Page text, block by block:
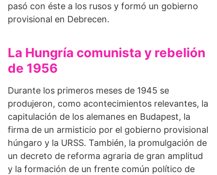
pasó con éste a los rusos y formó un gobierno
provisional en Debrecen.
La Hungría comunista y rebelión
de 1956
Durante los primeros meses de 1945 se
produjeron, como acon­tecimientos relevantes, la
capitulación de los alemanes en Budapest, la
firma de un armisticio por el gobierno provisional
húngaro y la URSS. También, la promulgación de
un decreto de reforma agraria de gran amplitud
y la formación de un frente común político de